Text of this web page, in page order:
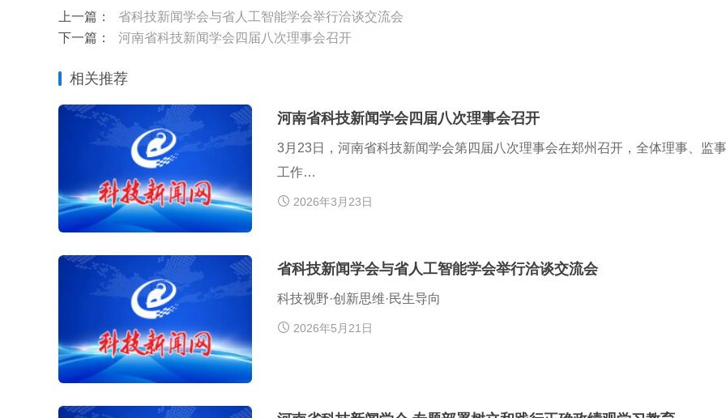
上一篇：
省科技新闻学会与省人工智能学会举行洽谈交流会
下一篇：
河南省科技新闻学会四届八次理事会召开
相关推荐
河南省科技新闻学会四届八次理事会召开
3月23日，河南省科技新闻学会第四届八次理事会在郑州召开，全体理事、监
工作…
2026年3月23日
省科技新闻学会与省人工智能学会举行洽谈交流会
科技视野·创新思维·民生导向
2026年5月21日